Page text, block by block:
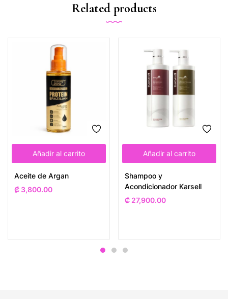
Related products
Añadir al carrito
Aceite de Argan
₡ 3,800.00
Añadir al carrito
Shampoo y
Acondicionador Karsell
₡ 27,900.00